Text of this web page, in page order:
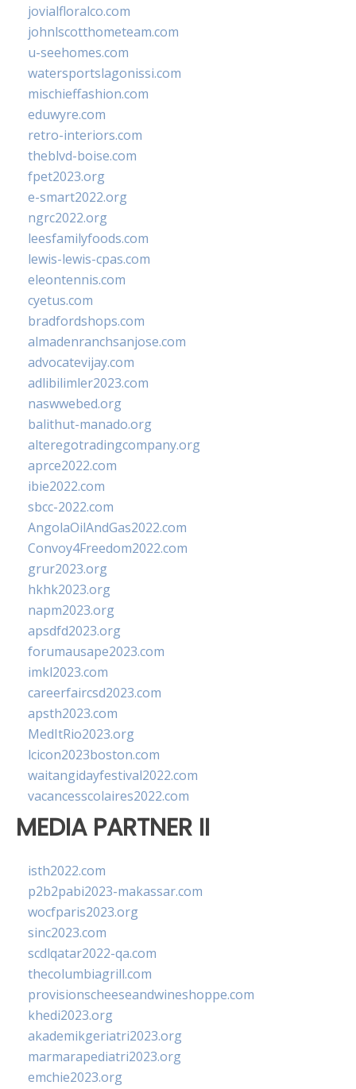
jovialfloralco.com
johnlscotthometeam.com
u-seehomes.com
watersportslagonissi.com
mischieffashion.com
eduwyre.com
retro-interiors.com
theblvd-boise.com
fpet2023.org
e-smart2022.org
ngrc2022.org
leesfamilyfoods.com
lewis-lewis-cpas.com
eleontennis.com
cyetus.com
bradfordshops.com
almadenranchsanjose.com
advocatevijay.com
adlibilimler2023.com
naswwebed.org
balithut-manado.org
alteregotradingcompany.org
aprce2022.com
ibie2022.com
sbcc-2022.com
AngolaOilAndGas2022.com
Convoy4Freedom2022.com
grur2023.org
hkhk2023.org
napm2023.org
apsdfd2023.org
forumausape2023.com
imkl2023.com
careerfaircsd2023.com
apsth2023.com
MedItRio2023.org
lcicon2023boston.com
waitangidayfestival2022.com
vacancesscolaires2022.com
MEDIA PARTNER II
isth2022.com
p2b2pabi2023-makassar.com
wocfparis2023.org
sinc2023.com
scdlqatar2022-qa.com
thecolumbiagrill.com
provisionscheeseandwineshoppe.com
khedi2023.org
akademikgeriatri2023.org
marmarapediatri2023.org
emchie2023.org